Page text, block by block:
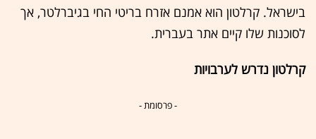
בישראל. קרלטון הוא אמנם אזרח בריטי החי בגיברלטר, אך
לסוכנות שלו קיים אתר בעברית.
קרלטון נדרש לערבויות
- פרסומת -